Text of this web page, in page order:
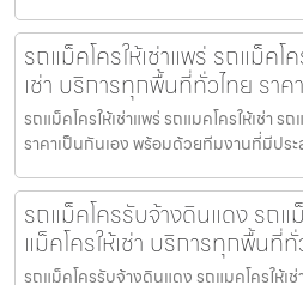
รถแม็คโครให้เช่าแพร่ รถแม็คโ
เช่า บริการทุกพื้นที่ทั่วไทย ราค
รถแม็คโครให้เช่าแพร่ รถแมคโครให้เช่า ร
ราคาเป็นกันเอง พร้อมด้วยทีมงานที่มีปร
รถแม็คโครรับจ้างดินแดง รถแ
แม็คโครให้เช่า บริการทุกพื้นที่
รถแม็คโครรับจ้างดินแดง รถแมคโครให้เ